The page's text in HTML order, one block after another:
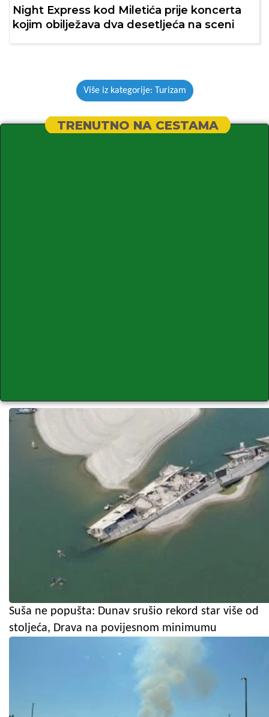
Night Express kod Miletića prije koncerta
kojim obilježava dva desetljeća na sceni
Više iz kategorije: Turizam
TRENUTNO NA CESTAMA
Suša ne popušta: Dunav srušio rekord star više od
stoljeća, Drava na povijesnom minimumu